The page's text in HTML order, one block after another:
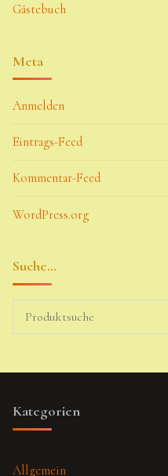
Gästebuch
Meta
Anmelden
Eintrags-Feed
Kommentar-Feed
WordPress.org
Suche…
Kategorien
Allgemein